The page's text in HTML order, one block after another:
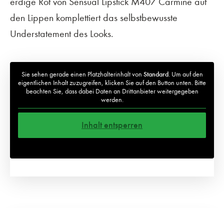
den Lippen komplettiert das selbstbewusste
Understatement des Looks.
Sie sehen gerade einen Platzhalterinhalt von Standard. Um auf den
eigentlichen Inhalt zuzugreifen, klicken Sie auf den Button unten. Bitte
beachten Sie, dass dabei Daten an Drittanbieter weitergegeben
werden.
Inhalt entsperren